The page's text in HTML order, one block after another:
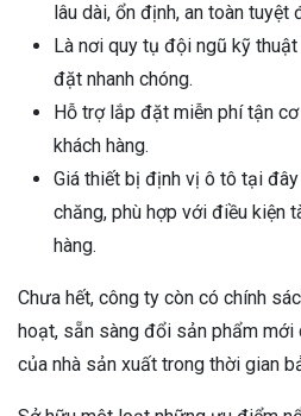
lâu dài, ổn định, an toàn tuyệt
Là nơi quy tụ đội ngũ kỹ
đặt nhanh chóng.
Hỗ trợ lắp đặt miễn phí tận
khách hàng.
Giá thiết bị định vị ô tô tại
chăng, phù hợp với điều kiện
hàng.
Chưa hết, công ty còn có chính
hoạt, sẵn sàng đổi sản phẩm mới
của nhà sản xuất trong thời gian